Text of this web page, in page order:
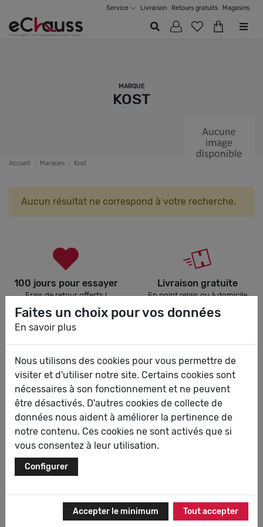
Livraison Retours gratuits Magasins
Service
MARQUE
KOST
Accueil Marques Kost
Aucun résultat ne correspond à votre recherche.
100 jours pour essayer
Frais de retour offerts !
Livraison gratuite
En point relais ou à domicile
Paiement sécurisé
Carte bancaire et Paypal
Choix et qualité
Plus de 100 ans d'expérience
dans la chaussure
SAV eChauss
Nous suivre
Faites un choix pour vos données
En savoir plus
Nous utilisons des cookies pour vous permettre de
visiter et d'utiliser notre site. Certains cookies sont
nécessaires à son fonctionnement et ne peuvent
être désactivés. D'autres cookies de collecte de
données nous aident à améliorer la pertinence de
notre contenu. Ces cookies ne sont activés que si
vous consentez à leur utilisation.
Configurer
Accepter le minimum Tout accepter